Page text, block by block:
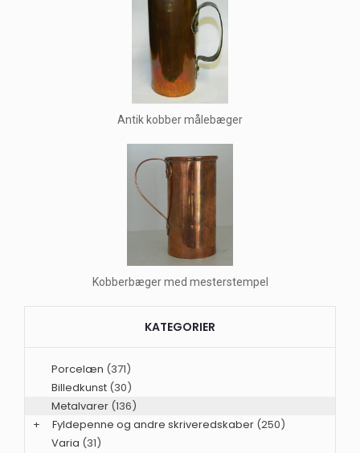
Antik kobber målebæger
Kobberbæger med mesterstempel
KATEGORIER
Porcelæn (371)
Billedkunst (30)
Metalvarer (136)
+
Fyldepenne og andre skriveredskaber (250)
Varia (31)